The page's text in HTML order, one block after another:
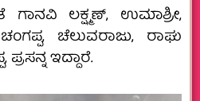
ಲಕ್ಷ್ಮಣ್, ಉಮಾಶ್ರೀ,
ಚೆಲುವರಾಜು, ರಾಘು
ಇದ್ದಾರೆ.